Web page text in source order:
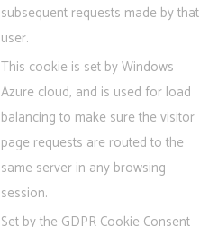
subsequent requests made by that
user.
This cookie is set by Windows
Azure cloud, and is used for load
balancing to make sure the visitor
page requests are routed to the
same server in any browsing
session.
Set by the GDPR Cookie Consent